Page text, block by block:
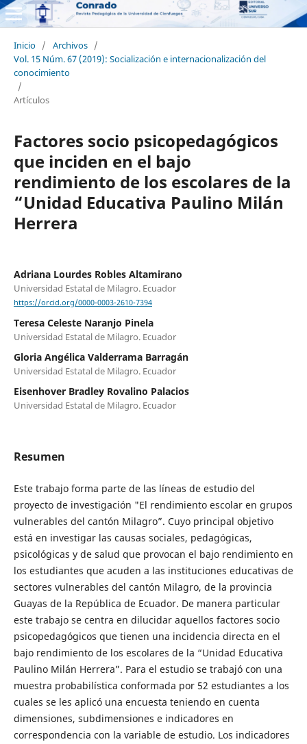
Inicio / Archivos /
Vol. 15 Núm. 67 (2019): Socialización e internacionalización del
conocimiento
/
Artículos
Factores socio psicopedagógicos
que inciden en el bajo
rendimiento de los escolares de la
“Unidad Educativa Paulino Milán
Herrera
Adriana Lourdes Robles Altamirano
Universidad Estatal de Milagro. Ecuador
https://orcid.org/0000-0003-2610-7394
Teresa Celeste Naranjo Pinela
Universidad Estatal de Milagro. Ecuador
Gloria Angélica Valderrama Barragán
Universidad Estatal de Milagro. Ecuador
Eisenhover Bradley Rovalino Palacios
Universidad Estatal de Milagro. Ecuador
Resumen
Este trabajo forma parte de las líneas de estudio del
proyecto de investigación "El rendimiento escolar en grupos
vulnerables del cantón Milagro”. Cuyo principal objetivo
está en investigar las causas sociales, pedagógicas,
psicológicas y de salud que provocan el bajo rendimiento en
los estudiantes que acuden a las instituciones educativas de
sectores vulnerables del cantón Milagro, de la provincia
Guayas de la República de Ecuador. De manera particular
este trabajo se centra en dilucidar aquellos factores socio
psicopedagógicos que tienen una incidencia directa en el
bajo rendimiento de los escolares de la “Unidad Educativa
Paulino Milán Herrera”. Para el estudio se trabajó con una
muestra probabilística conformada por 52 estudiantes a los
cuales se les aplicó una encuesta teniendo en cuenta
dimensiones, subdimensiones e indicadores en
correspondencia con la variable de estudio. Los indicadores